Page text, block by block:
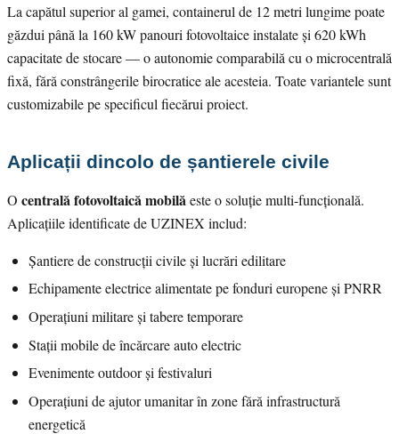
La capătul superior al gamei, containerul de 12 metri lungime poate
găzdui până la 160 kW panouri fotovoltaice instalate și 620 kWh
capacitate de stocare — o autonomie comparabilă cu o microcentrală
fixă, fără constrângerile birocratice ale acesteia. Toate variantele sunt
customizabile pe specificul fiecărui proiect.
Aplicații dincolo de șantierele civile
O centrală fotovoltaică mobilăeste o soluție multi-funcțională.
Aplicațiile identificate de UZINEX includ:
Șantiere de construcții civile și lucrări edilitare
Echipamente electrice alimentate pe fonduri europene și PNRR
Operațiuni militare și tabere temporare
Stații mobile de încărcare auto electric
Evenimente outdoor și festivaluri
Operațiuni de ajutor umanitar în zone fără infrastructură
energetică